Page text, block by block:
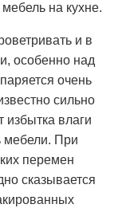
на кухне.
и в
особенно над
очень
сильно
избытка влаги
мебели. При
перемен
сказывается